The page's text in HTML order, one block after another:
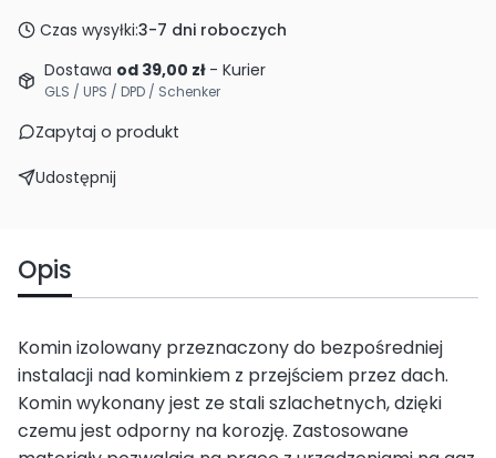
Czas wysyłki:3-7 dni roboczych
Dostawa od 39,00 zł - Kurier
GLS / UPS / DPD / Schenker
Zapytaj o produkt
Udostępnij
Opis
Komin izolowany przeznaczony do bezpośredniej
instalacji nad kominkiem z przejściem przez dach.
Komin wykonany jest ze stali szlachetnych, dzięki
czemu jest odporny na korozję. Zastosowane